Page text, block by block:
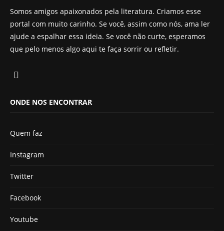
Somos amigos apaixonados pela literatura. Criamos esse
portal com muito carinho. Se você, assim como nós, ama ler
ajude a espalhar essa ideia. Se você não curte, esperamos
que pelo menos algo aqui te faça sorrir ou refletir.
ONDE NOS ENCONTRAR
Quem faz
Instagram
Twitter
Facebook
Youtube